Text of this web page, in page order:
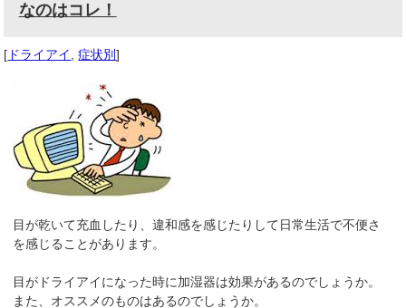
なのはコレ！
[ ドライアイ ,症状別]
目が乾いて充血したり、違和感を感じたりして日常生活で不便さ
を感じることがあります。
目がドライアイになった時に加湿器は効果があるのでしょうか。
また、オススメのものはあるのでしょうか。